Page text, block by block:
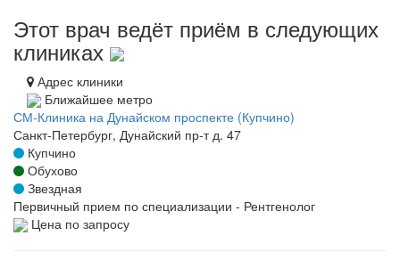
Этот врач ведёт приём в следующих
клиниках
Адрес клиники
Ближайшее метро
СМ-Клиника на Дунайском проспекте (Купчино)
Санкт-Петербург, Дунайский пр-т д. 47
Купчино
Обухово
Звездная
Первичный прием по специализации - Рентгенолог
Цена по запросу